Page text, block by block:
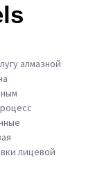
алмазной
лицевой